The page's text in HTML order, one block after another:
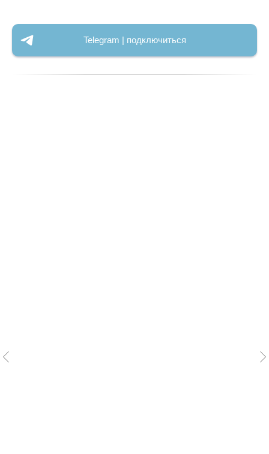
Telegram | подключиться